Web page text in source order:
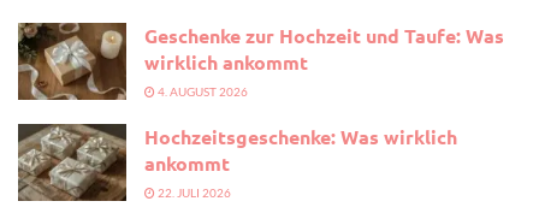
Geschenke zur Hochzeit und Taufe: Was
wirklich ankommt
4. AUGUST 2026
Hochzeitsgeschenke: Was wirklich
ankommt
22. JULI 2026